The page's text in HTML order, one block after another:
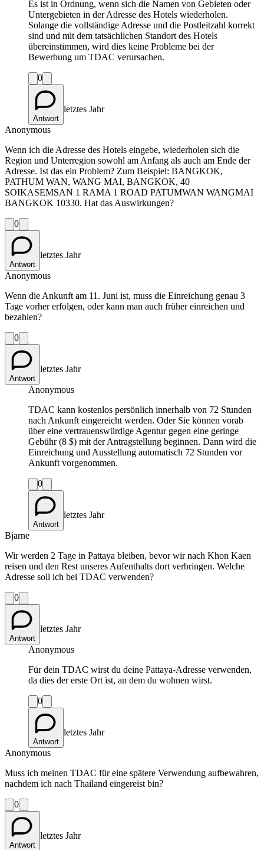
Es ist in Ordnung, wenn sich die Namen von Gebieten oder
Untergebieten in der Adresse des Hotels wiederholen.
Solange die vollständige Adresse und die Postleitzahl korrekt
sind und mit dem tatsächlichen Standort des Hotels
übereinstimmen, wird dies keine Probleme bei der
Bewerbung um TDAC verursachen.
0
Antwort
letztes Jahr
Anonymous
Wenn ich die Adresse des Hotels eingebe, wiederholen sich die
Region und Unterregion sowohl am Anfang als auch am Ende der
Adresse. Ist das ein Problem? Zum Beispiel: BANGKOK,
PATHUM WAN, WANG MAI, BANGKOK, 40
SOIKASEMSAN 1 RAMA 1 ROAD PATUMWAN WANGMAI
BANGKOK 10330. Hat das Auswirkungen?
0
Antwort
letztes Jahr
Anonymous
Wenn die Ankunft am 11. Juni ist, muss die Einreichung genau 3
Tage vorher erfolgen, oder kann man auch früher einreichen und
bezahlen?
0
Antwort
letztes Jahr
Anonymous
TDAC kann kostenlos persönlich innerhalb von 72 Stunden
nach Ankunft eingereicht werden. Oder Sie können vorab
über eine vertrauenswürdige Agentur gegen eine geringe
Gebühr (8 $) mit der Antragstellung beginnen. Dann wird die
Einreichung und Ausstellung automatisch 72 Stunden vor
Ankunft vorgenommen.
0
Antwort
letztes Jahr
Bjarne
Wir werden 2 Tage in Pattaya bleiben, bevor wir nach Khon Kaen
reisen und den Rest unseres Aufenthalts dort verbringen. Welche
Adresse soll ich bei TDAC verwenden?
0
Antwort
letztes Jahr
Anonymous
Für dein TDAC wirst du deine Pattaya-Adresse verwenden,
da dies der erste Ort ist, an dem du wohnen wirst.
0
Antwort
letztes Jahr
Anonymous
Muss ich meinen TDAC für eine spätere Verwendung aufbewahren,
nachdem ich nach Thailand eingereist bin?
0
Antwort
letztes Jahr